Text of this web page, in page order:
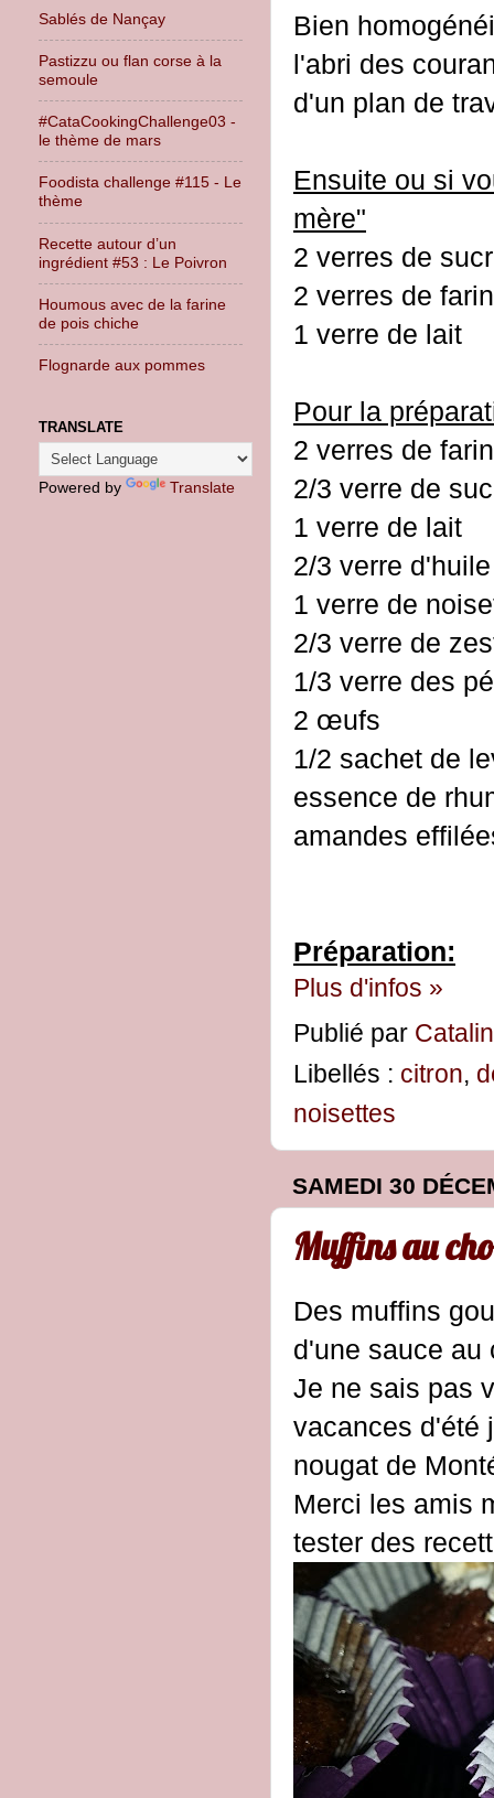
Bien
l'abri des
d'un plan de
Ensuite ou si
mère"
2 verres de
2 verres de
1 verre de lait
Pour la
2 verres de
2/3 verre de
1 verre de lait
2/3 verre d'huile
1 verre de
2/3 verre de
1/3 verre des
2 œufs
1/2 sachet de
essence de
amandes
Préparation:
Plus d'infos »
Publié par
Libellés : citron,
noisettes
SAMEDI 30
Muffins au
Des muffins
d'une sauce au
Je ne sais pas
vacances d'été
nougat de
Merci les amis
tester des
Sablés de Nançay
Pastizzu ou flan corse à la
semoule
#CataCookingChallenge03 -
le thème de mars
Foodista challenge #115 - Le
thème
Recette autour d’un
ingrédient #53 : Le Poivron
Houmous avec de la farine
de pois chiche
Flognarde aux pommes
TRANSLATE
Powered by Translate